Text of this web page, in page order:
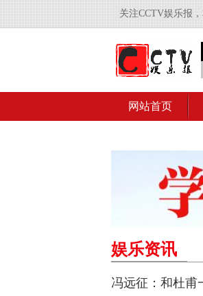
关注CCTV娱乐报
网站首页
娱乐资讯
冯远征：和杜甫